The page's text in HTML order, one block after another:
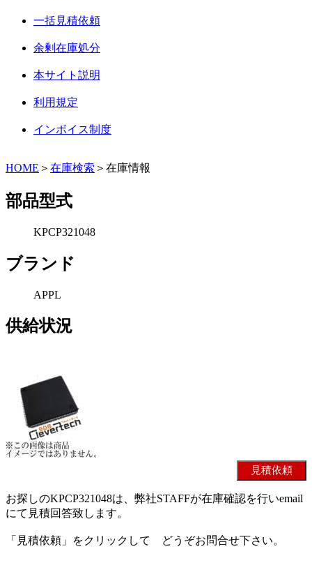
一括見積依頼
余剰在庫処分
本サイト説明
利用規定
インボイス制度
HOME ＞ 在庫検索 ＞在庫情報
部品型式
KPCP321048
ブランド
APPL
供給状況
お探しのKPCP321048は、弊社STAFFが在庫確認を行いemail
にて見積回答致します。
「見積依頼」をクリックして どうぞお問合せ下さい。